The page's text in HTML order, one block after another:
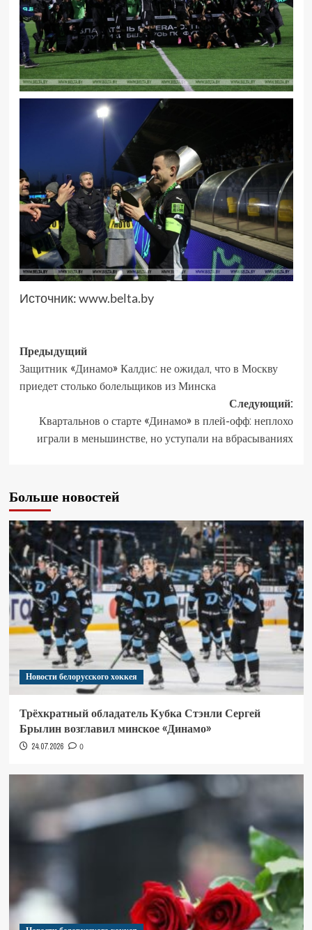
Источник:www.belta.by
Предыдущий
Защитник «Динамо» Калдис: не ожидал, что в Москву
приедет столько болельщиков из Минска
Следующий:
Квартальнов о старте «Динамо» в плей-офф: неплохо
играли в меньшинстве, но уступали на вбрасываниях
Больше новостей
Новости белорусского хоккея
Трёхкратный обладатель Кубка Стэнли Сергей
Брылин возглавил минское «Динамо»
24.07.2026 0